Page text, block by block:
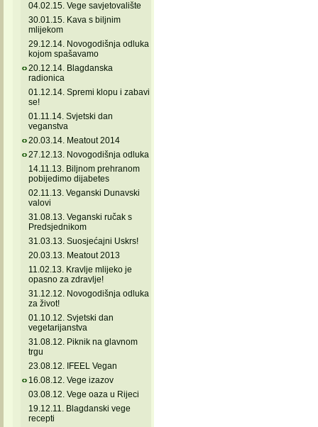
04.02.15. Vege savjetovalište
30.01.15. Kava s biljnim
mlijekom
29.12.14. Novogodišnja odluka
kojom spašavamo
20.12.14. Blagdanska
radionica
01.12.14. Spremi klopu i zabavi
se!
01.11.14. Svjetski dan
veganstva
20.03.14. Meatout 2014
27.12.13. Novogodišnja odluka
14.11.13. Biljnom prehranom
pobijedimo dijabetes
02.11.13. Veganski Dunavski
valovi
31.08.13. Veganski ručak s
Predsjednikom
31.03.13. Suosjećajni Uskrs!
20.03.13. Meatout 2013
11.02.13. Kravlje mlijeko je
opasno za zdravlje!
31.12.12. Novogodišnja odluka
za život!
01.10.12. Svjetski dan
vegetarijanstva
31.08.12. Piknik na glavnom
trgu
23.08.12. IFEEL Vegan
16.08.12. Vege izazov
03.08.12. Vege oaza u Rijeci
19.12.11. Blagdanski vege
recepti